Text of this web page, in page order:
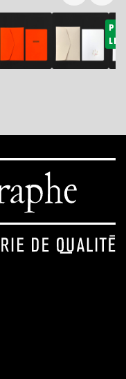
5,90€ 5,90€